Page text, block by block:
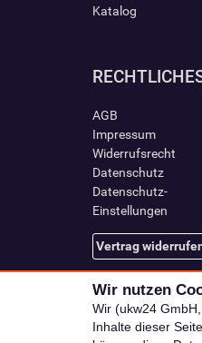
Katalog
AGB
Impressum
Widerrufsrecht
Datenschutz
Datenschutz-
Einstellungen
Vertrag
Wir nutzen
Wir (ukw24
Inhalte dieser